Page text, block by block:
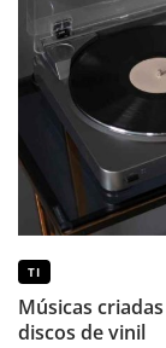
TI
Músicas
discos de vinil